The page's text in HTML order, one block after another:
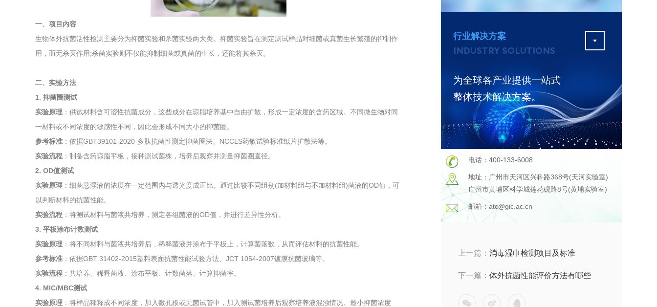
一、项目内容
生物体外抗菌活性检测主要分为抑菌实验和杀菌实验两大类。抑菌实验旨在测定测试样品对细菌或真菌生长繁殖的抑制作
用，而无杀灭作用;杀菌实验则不仅能抑制细菌或真菌的生长，还能将其杀灭。
二、实验方法
1. 抑菌圈测试
实验原理 ：供试材料含可溶性抗菌成分，这些成分在琼脂培养基中自由扩散，形成一定浓度的含药区域。不同微生物对同
一材料或不同浓度的敏感性不同，因此会形成不同大小的抑菌圈。
参考标准 ：依据GBT39101-2020-多肽抗菌性测定抑菌圈法、NCCLS药敏试验标准纸片扩散法等。
实验流程 ：制备含药琼脂平板，接种测试菌株，培养后观察并测量抑菌圈直径。
2. OD值测试
实验原理 ：细菌悬浮液的浓度在一定范围内与透光度成正比。通过比较不同组别(加材料组与不加材料组)菌液的OD值，可
以判断材料的抗菌性能。
实验流程 ：将测试材料与菌液共培养，测定各组菌液的OD值，并进行差异性分析。
3. 平板涂布计数测试
实验原理 ：将不同材料与菌液共培养后，稀释菌液并涂布于平板上，计算菌落数，从而评估材料的抗菌性能。
参考标准 ：依据GBT 31402-2015塑料表面抗菌性能试验方法、JCT 1054-2007镀膜抗菌玻璃等。
实验流程 ：共培养、稀释菌液、涂布平板、计数菌落、计算抑菌率。
4. MIC/MBC测试
实验原理 ：将样品稀释成不同浓度，加入微孔板或无菌试管中，加入测试菌培养后观察培养液混浊情况。最小抑菌浓度
行业解决方案
INDUSTRY SOLUTIONS
为全球各产业提供一站式
整体技术解决方案。
电话：400-133-6008
地址：广州市天河区兴科路368号(天河实验室)
广州市黄埔区科学城莲花砚路8号(黄埔实验室)
邮箱：atc@gic.ac.cn
上一篇： 消毒湿巾检测项目及标准
下一篇： 体外抗菌性能评价方法有哪些